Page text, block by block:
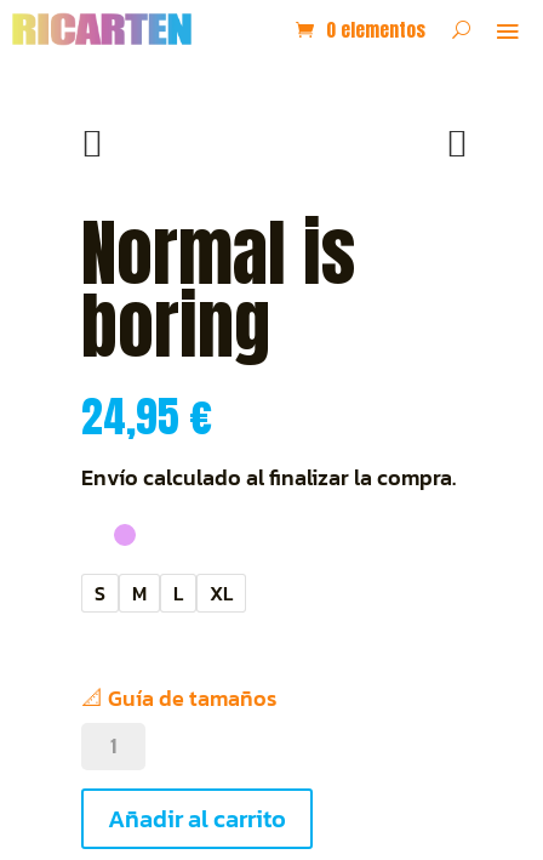
0 elementos
Normal is
boring
24,95€
Envío calculado al finalizar la compra.
S M L XL
📐 Guía de tamaños
Normal
boring
cantidad
Añadir al carrito